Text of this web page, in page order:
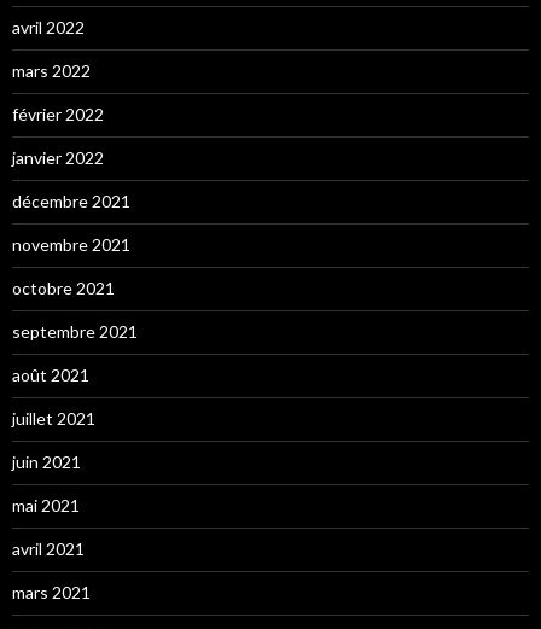
avril 2022
mars 2022
février 2022
janvier 2022
décembre 2021
novembre 2021
octobre 2021
septembre 2021
août 2021
juillet 2021
juin 2021
mai 2021
avril 2021
mars 2021